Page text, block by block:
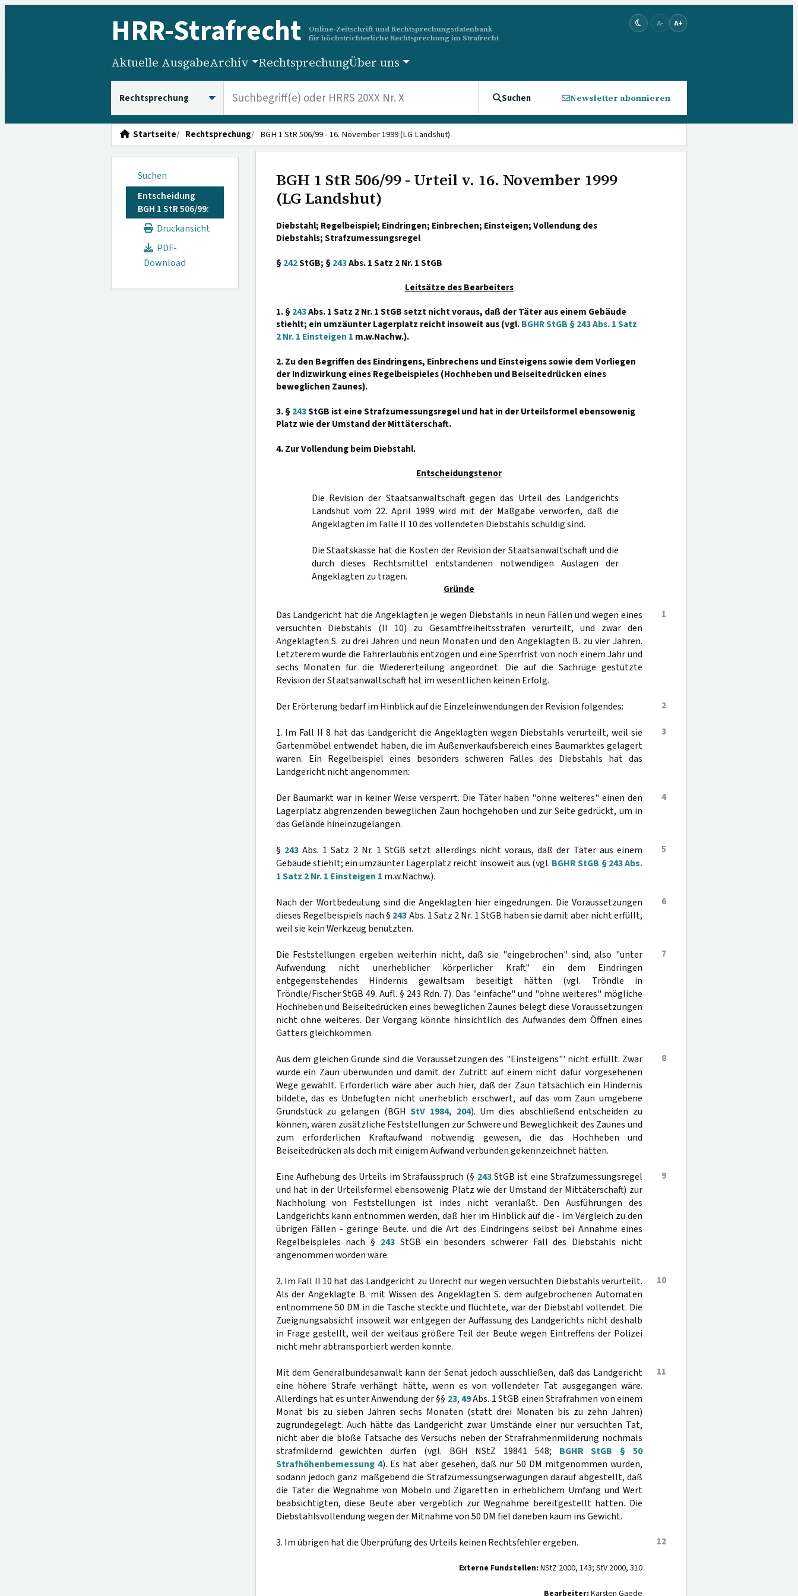
HRR-Strafrecht
Online-Zeitschrift und Rechtsprechungsdatenbank
für höchstrichterliche Rechtsprechung im Strafrecht
A- A+
Aktuelle AusgabeArchiv RechtsprechungÜber uns
Suchen Newsletter abonnieren
Startseite Rechtsprechung BGH 1 StR 506/99 - 16. November 1999 (LG Landshut)
Suchen
Entscheidung
BGH 1 StR 506/99:
Druckansicht
PDF-
Download
BGH 1 StR 506/99 - Urteil v. 16. November 1999
(LG Landshut)
Diebstahl; Regelbeispiel; Eindringen; Einbrechen; Einsteigen; Vollendung des
Diebstahls; Strafzumessungsregel
§242StGB; §243Abs. 1 Satz 2 Nr. 1 StGB
Leitsätze des Bearbeiters
1. §243Abs. 1 Satz 2 Nr. 1 StGB setzt nicht voraus, daß der Täter aus einem Gebäude
stiehlt; ein umzäunter Lagerplatz reicht insoweit aus (vgl.BGHR StGB § 243 Abs. 1 Satz
2 Nr. 1 Einsteigen 1 m.w.Nachw.).
2. Zu den Begriffen des Eindringens, Einbrechens und Einsteigens sowie dem Vorliegen
der Indizwirkung eines Regelbeispieles (Hochheben und Beiseitedrücken eines
beweglichen Zaunes).
3. §243StGB ist eine Strafzumessungsregel und hat in der Urteilsformel ebensowenig
Platz wie der Umstand der Mittäterschaft.
4. Zur Vollendung beim Diebstahl.
Entscheidungstenor
Die Revision der Staatsanwaltschaft gegen das Urteil des Landgerichts
Landshut vom 22. April 1999 wird mit der Maßgabe verworfen, daß die
Angeklagten im Falle II 10 des vollendeten Diebstahls schuldig sind.
Die Staatskasse hat die Kosten der Revision der Staatsanwaltschaft und die
durch dieses Rechtsmittel entstandenen notwendigen Auslagen der
Angeklagten zu tragen.
Gründe
1
Das Landgericht hat die Angeklagten je wegen Diebstahls in neun Fällen und wegen eines
versuchten Diebstahls (II 10) zu Gesamtfreiheitsstrafen verurteilt, und zwar den
Angeklagten S. zu drei Jahren und neun Monaten und den Angeklagten B. zu vier Jahren.
Letzterem wurde die Fahrerlaubnis entzogen und eine Sperrfrist von noch einem Jahr und
sechs Monaten für die Wiedererteilung angeordnet. Die auf die Sachrüge gestützte
Revision der Staatsanwaltschaft hat im wesentlichen keinen Erfolg.
2
Der Erörterung bedarf im Hinblick auf die Einzeleinwendungen der Revision folgendes:
3
1. Im Fall II 8 hat das Landgericht die Angeklagten wegen Diebstahls verurteilt, weil sie
Gartenmöbel entwendet haben, die im Außenverkaufsbereich eines Baumarktes gelagert
waren. Ein Regelbeispiel eines besonders schweren Falles des Diebstahls hat das
Landgericht nicht angenommen:
4
Der Baumarkt war in keiner Weise versperrt. Die Täter haben "ohne weiteres" einen den
Lagerplatz abgrenzenden beweglichen Zaun hochgehoben und zur Seite gedrückt, um in
das Gelände hineinzugelangen.
5
§ 243Abs. 1 Satz 2 Nr. 1 StGB setzt allerdings nicht voraus, daß der Täter aus einem
Gebäude stiehlt; ein umzäunter Lagerplatz reicht insoweit aus (vgl. BGHR StGB § 243 Abs.
1 Satz 2 Nr. 1 Einsteigen 1 m.w.Nachw.).
6
Nach der Wortbedeutung sind die Angeklagten hier eingedrungen. Die Voraussetzungen
dieses Regelbeispiels nach § 243Abs. 1 Satz 2 Nr. 1 StGB haben sie damit aber nicht erfüllt,
weil sie kein Werkzeug benutzten.
7
Die Feststellungen ergeben weiterhin nicht, daß sie "eingebrochen" sind, also "unter
Aufwendung nicht unerheblicher körperlicher Kraft" ein dem Eindringen
entgegenstehendes Hindernis gewaltsam beseitigt hätten (vgl. Tröndle in
Tröndle/Fischer StGB 49. Aufl. § 243 Rdn. 7). Das "einfache" und "ohne weiteres" mögliche
Hochheben und Beiseitedrücken eines beweglichen Zaunes belegt diese Voraussetzungen
nicht ohne weiteres. Der Vorgang könnte hinsichtlich des Aufwandes dem Öffnen eines
Gatters gleichkommen.
8
Aus dem gleichen Grunde sind die Voraussetzungen des "Einsteigens"' nicht erfüllt. Zwar
wurde ein Zaun überwunden und damit der Zutritt auf einem nicht dafür vorgesehenen
Wege gewählt. Erforderlich wäre aber auch hier, daß der Zaun tatsächlich ein Hindernis
bildete, das es Unbefugten nicht unerheblich erschwert, auf das vom Zaun umgebene
Grundstück zu gelangen (BGHStV 1984, 204). Um dies abschließend entscheiden zu
können, wären zusätzliche Feststellungen zur Schwere und Beweglichkeit des Zaunes und
zum erforderlichen Kraftaufwand notwendig gewesen, die das Hochheben und
Beiseitedrücken als doch mit einigem Aufwand verbunden gekennzeichnet hätten.
9
Eine Aufhebung des Urteils im Strafausspruch (§ 243StGB ist eine Strafzumessungsregel
und hat in der Urteilsformel ebensowenig Platz wie der Umstand der Mittäterschaft) zur
Nachholung von Feststellungen ist indes nicht veranlaßt. Den Ausführungen des
Landgerichts kann entnommen werden, daß hier im Hinblick auf die - im Vergleich zu den
übrigen Fällen - geringe Beute. und die Art des Eindringens selbst bei Annahme eines
Regelbeispieles nach § 243StGB ein besonders schwerer Fall des Diebstahls nicht
angenommen worden wäre.
10
2. Im Fall II 10 hat das Landgericht zu Unrecht nur wegen versuchten Diebstahls verurteilt.
Als der Angeklagte B. mit Wissen des Angeklagten S. dem aufgebrochenen Automaten
entnommene 50 DM in die Tasche steckte und flüchtete, war der Diebstahl vollendet. Die
Zueignungsabsicht insoweit war entgegen der Auffassung des Landgerichts nicht deshalb
in Frage gestellt, weil der weitaus größere Teil der Beute wegen Eintreffens der Polizei
nicht mehr abtransportiert werden konnte.
11
Mit dem Generalbundesanwalt kann der Senat jedoch ausschließen, daß das Landgericht
eine höhere Strafe verhängt hätte, wenn es von vollendeter Tat ausgegangen wäre.
Allerdings hat es unter Anwendung der §§ 23,49Abs. 1 StGB einen Strafrahmen von einem
Monat bis zu sieben Jahren sechs Monaten (statt drei Monaten bis zu zehn Jahren)
zugrundegelegt. Auch hätte das Landgericht zwar Umstände einer nur versuchten Tat,
nicht aber die bloße Tatsache des Versuchs neben der Strafrahmenmilderung nochmals
strafmildernd gewichten dürfen (vgl. BGH NStZ 19841 548; BGHR StGB § 50
Strafhöhenbemessung 4). Es hat aber gesehen, daß nur 50 DM mitgenommen wurden,
sodann jedoch ganz maßgebend die Strafzumessungserwägungen darauf abgestellt, daß
die Täter die Wegnahme von Möbeln und Zigaretten in erheblichem Umfang und Wert
beabsichtigten, diese Beute aber vergeblich zur Wegnahme bereitgestellt hatten. Die
Diebstahlsvollendung wegen der Mitnahme von 50 DM fiel daneben kaum ins Gewicht.
12
3. Im übrigen hat die Überprüfung des Urteils keinen Rechtsfehler ergeben.
Externe Fundstellen: NStZ 2000, 143; StV 2000, 310
Bearbeiter: Karsten Gaede